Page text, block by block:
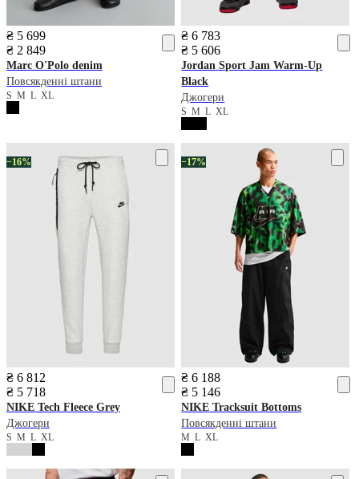
₴ 5 699
₴ 2 849
Marc O'Polo denim
Повсякденні штани
S M L XL
₴ 6 783
₴ 5 606
Jordan Sport Jam Warm-Up
Black
Джогери
SMLXL
−16%
₴ 6 812
₴ 5 718
NIKE Tech Fleece Grey
Джогери
S M L XL
−17%
₴ 6 188
₴ 5 146
NIKE Tracksuit Bottoms
Повсякденні штани
MLXL